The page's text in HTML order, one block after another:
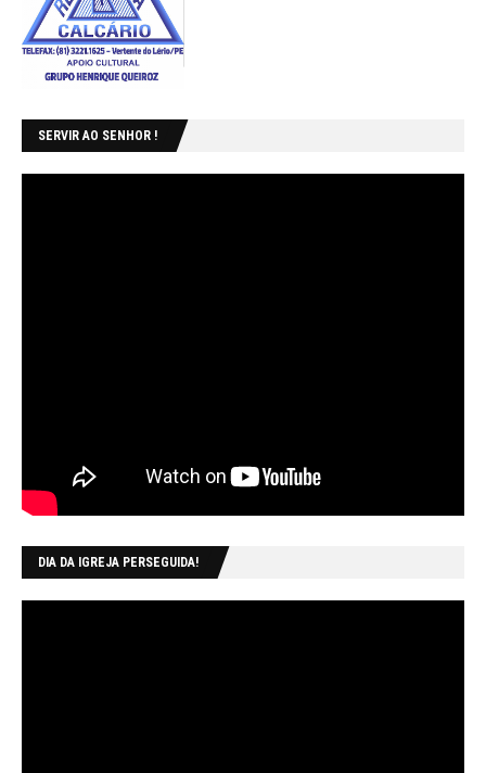
SERVIR AO SENHOR !
DIA DA IGREJA PERSEGUIDA!